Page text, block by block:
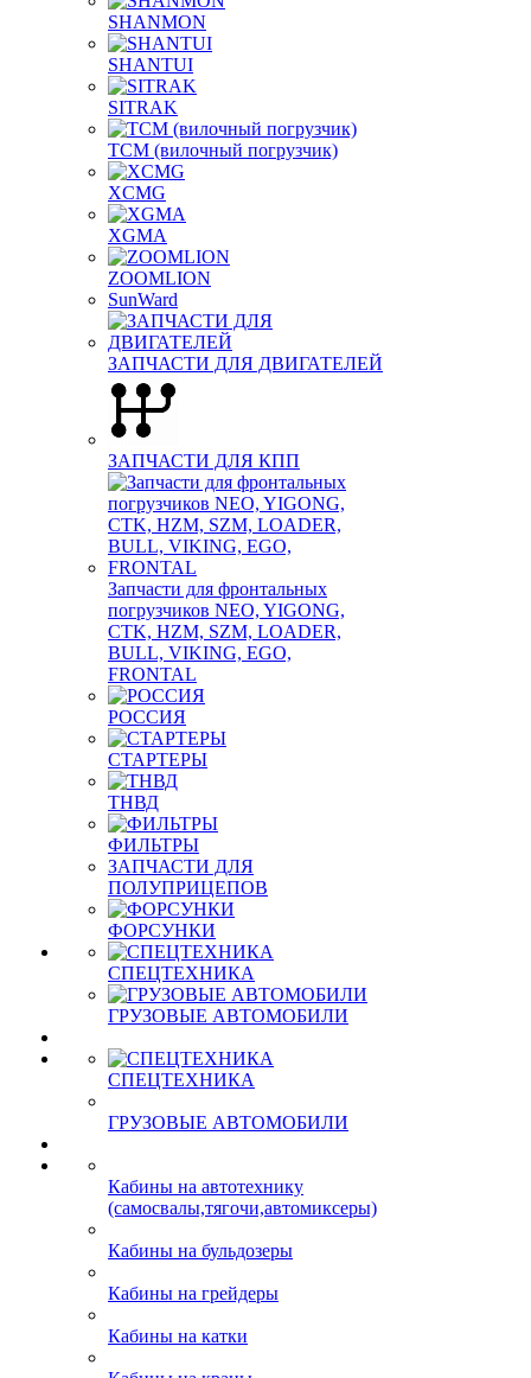
SHANMON
SHANTUI
SITRAK
TCM (вилочный погрузчик)
XCMG
XGMA
ZOOMLION
SunWard
ЗАПЧАСТИ ДЛЯ ДВИГАТЕЛЕЙ
ЗАПЧАСТИ ДЛЯ КПП
Запчасти для фронтальных
погрузчиков NEO, YIGONG,
CTK, HZM, SZM, LOADER,
BULL, VIKING, EGO,
FRONTAL
РОССИЯ
СТАРТЕРЫ
ТНВД
ФИЛЬТРЫ
ЗАПЧАСТИ ДЛЯ
ПОЛУПРИЦЕПОВ
ФОРСУНКИ
СПЕЦТЕХНИКА
ГРУЗОВЫЕ АВТОМОБИЛИ
СПЕЦТЕХНИКА
ГРУЗОВЫЕ АВТОМОБИЛИ
Кабины на автотехнику